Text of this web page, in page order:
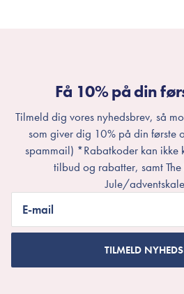
Få 10% på din
Tilmeld dig vores nyhedsbrev, så
som giver dig 10% på din første
spammail) *Rabatkoder kan ikke
tilbud og rabatter, samt
Jule/
E-mail
TILMELD